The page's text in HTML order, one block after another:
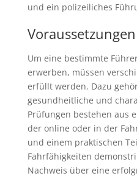
und ein polizeiliches
Um eine bestimmte
erwerben, müssen
erfüllt werden. Dazu
gesundheitliche und
Prüfungen bestehen aus
der online oder in der
und einem praktischen
Fahrfähigkeiten
Nachweis über eine